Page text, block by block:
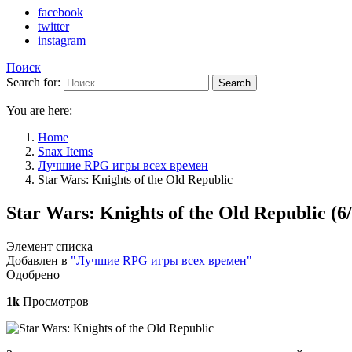
facebook
twitter
instagram
Поиск
Search for:
Search
You are here:
Home
Snax Items
Лучшие RPG игры всех времен
Star Wars: Knights of the Old Republic
Star Wars: Knights of the Old Republic
Элемент списка
Добавлен в "Лучшие RPG игры всех времен"
Одобрено
1k Просмотров